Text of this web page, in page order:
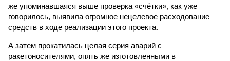
же упоминавшаяся выше проверка «счётки», как уже
говорилось, выявила огромное нецелевое расходование
средств в ходе реализации этого проекта.
А затем прокатилась целая серия аварий с
ракетоносителями, опять же изготовленными в